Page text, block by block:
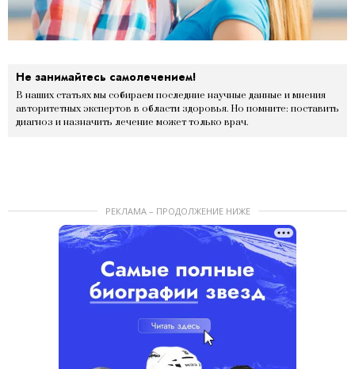
Не занимайтесь самолечением!
В наших статьях мы собираем последние научные данные и мнения
авторитетных экспертов в области здоровья. Но помните: поставить
диагноз и назначить лечение может только врач.
РЕКЛАМА – ПРОДОЛЖЕНИЕ НИЖЕ